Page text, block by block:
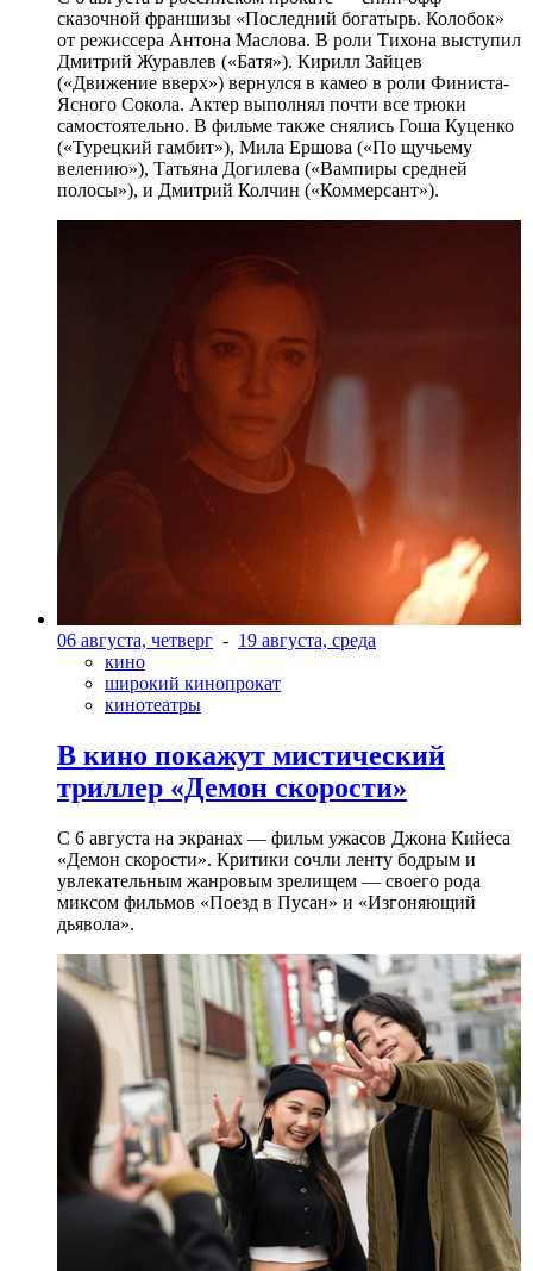
сказочной франшизы «Последний богатырь. Колобок»
от режиссера Антона Маслова. В роли Тихона выступил
Дмитрий Журавлев («Батя»). Кирилл Зайцев
(«Движение вверх») вернулся в камео в роли Финиста-
Ясного Сокола. Актер выполнял почти все трюки
самостоятельно. В фильме также снялись Гоша Куценко
(«Турецкий гамбит»), Мила Ершова («По щучьему
велению»), Татьяна Догилева («Вампиры средней
полосы»), и Дмитрий Колчин («Коммерсант»).
06 августа, четверг - 19 августа, среда
кино
широкий кинопрокат
кинотеатры
В кино покажут мистический
триллер «Демон скорости»
С 6 августа на экранах — фильм ужасов Джона Кийеса
«Демон скорости». Критики сочли ленту бодрым и
увлекательным жанровым зрелищeм — своего рода
миксом фильмов «Поезд в Пусан» и «Изгоняющий
дьявола».